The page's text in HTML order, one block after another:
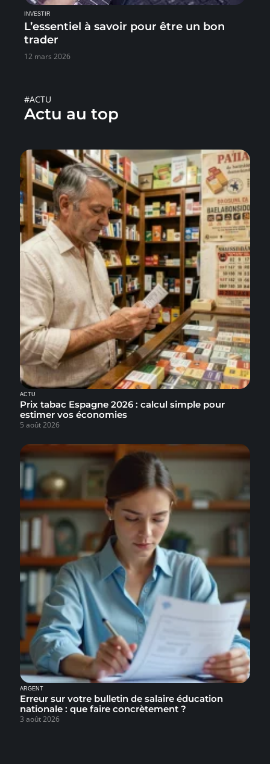
INVESTIR
L’essentiel à savoir pour être un bon
trader
12 mars 2026
#ACTU
Actu au top
ACTU
Prix tabac Espagne 2026 : calcul simple pour
estimer vos économies
5 août 2026
ARGENT
Erreur sur votre bulletin de salaire éducation
nationale : que faire concrètement ?
3 août 2026